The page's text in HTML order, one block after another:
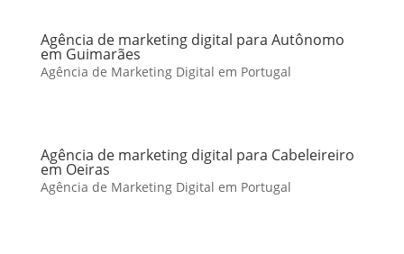
Agência de marketing digital para Autônomo
em Guimarães
Agência de Marketing Digital em Portugal
Agência de marketing digital para Cabeleireiro
em Oeiras
Agência de Marketing Digital em Portugal